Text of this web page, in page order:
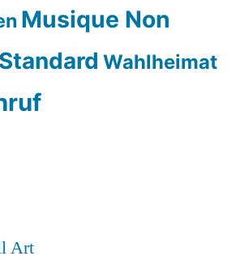
Musique Non
Standard Wahlheimat
Art